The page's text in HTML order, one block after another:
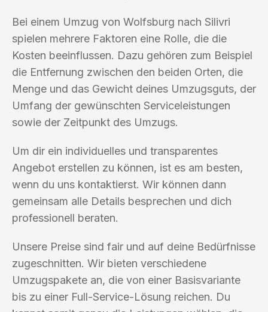
Bei einem Umzug von Wolfsburg nach Silivri
spielen mehrere Faktoren eine Rolle, die die
Kosten beeinflussen. Dazu gehören zum Beispiel
die Entfernung zwischen den beiden Orten, die
Menge und das Gewicht deines Umzugsguts, der
Umfang der gewünschten Serviceleistungen
sowie der Zeitpunkt des Umzugs.
Um dir ein individuelles und transparentes
Angebot erstellen zu können, ist es am besten,
wenn du uns kontaktierst. Wir können dann
gemeinsam alle Details besprechen und dich
professionell beraten.
Unsere Preise sind fair und auf deine Bedürfnisse
zugeschnitten. Wir bieten verschiedene
Umzugspakete an, die von einer Basisvariante
bis zu einer Full-Service-Lösung reichen. Du